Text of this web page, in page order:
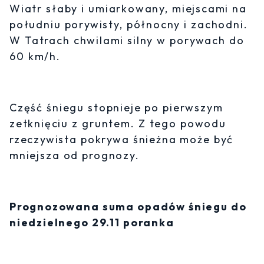
Wiatr słaby i umiarkowany, miejscami na
południu porywisty, północny i zachodni.
W Tatrach chwilami silny w porywach do
60 km/h.
Część śniegu stopnieje po pierwszym
zetknięciu z gruntem. Z tego powodu
rzeczywista pokrywa śnieżna może być
mniejsza od prognozy.
Prognozowana suma opadów śniegu do
niedzielnego 29.11 poranka